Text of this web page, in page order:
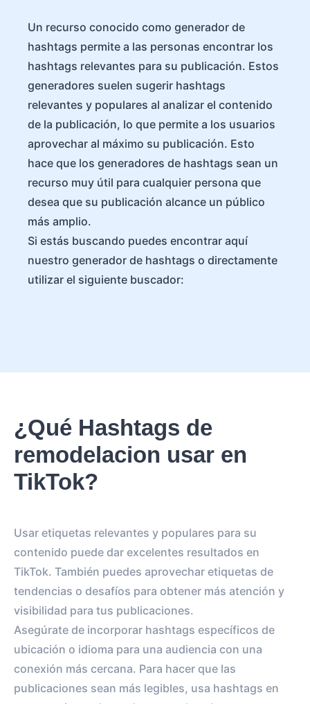
Un recurso conocido como generador de
hashtags permite a las personas encontrar los
hashtags relevantes para su publicación. Estos
generadores suelen sugerir hashtags
relevantes y populares al analizar el contenido
de la publicación, lo que permite a los usuarios
aprovechar al máximo su publicación. Esto
hace que los generadores de hashtags sean un
recurso muy útil para cualquier persona que
desea que su publicación alcance un público
más amplio.
Si estás buscando puedes encontrar aquí
nuestro generador de hashtags o directamente
utilizar el siguiente buscador:
¿Qué Hashtags de
remodelacion usar en
TikTok?
Usar etiquetas relevantes y populares para su
contenido puede dar excelentes resultados en
TikTok. También puedes aprovechar etiquetas de
tendencias o desafíos para obtener más atención y
visibilidad para tus publicaciones.
Asegúrate de incorporar hashtags específicos de
ubicación o idioma para una audiencia con una
conexión más cercana. Para hacer que las
publicaciones sean más legibles, usa hashtags en